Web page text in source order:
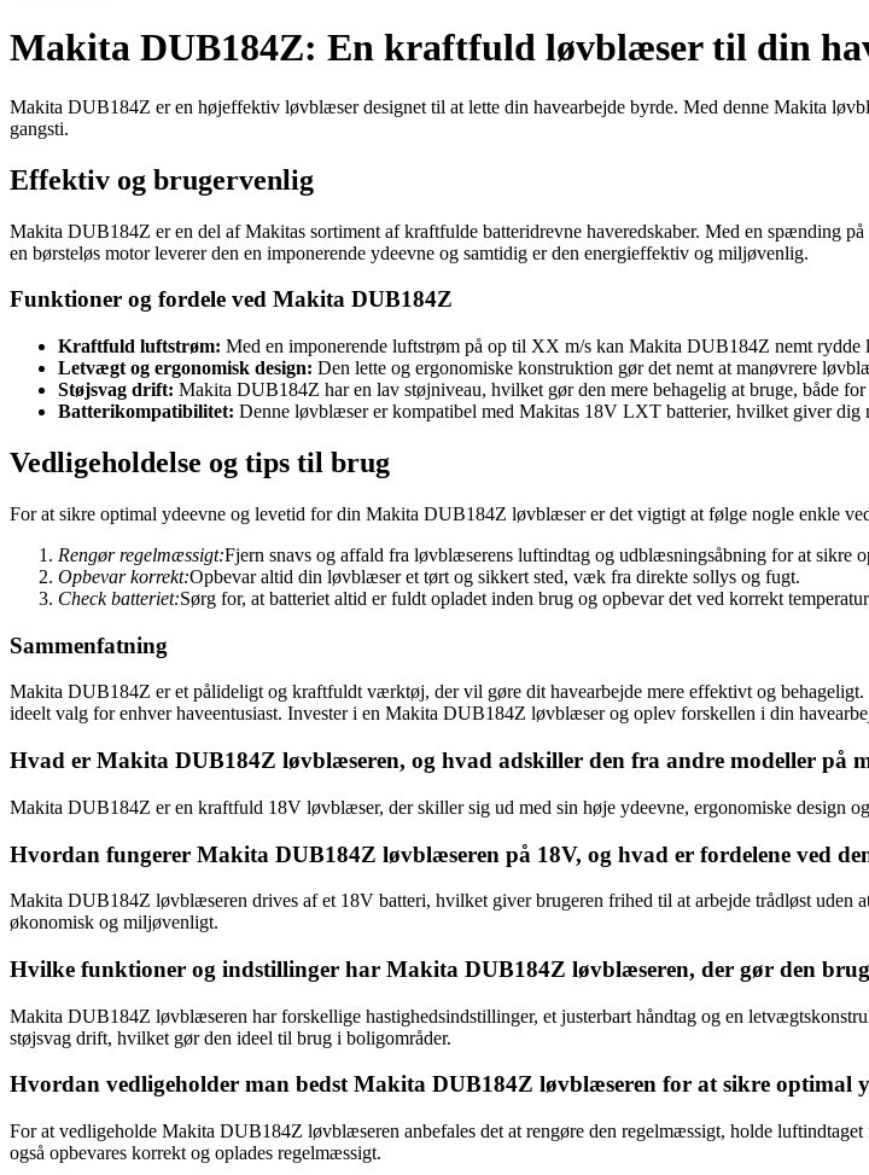
Makita DUB184Z: En kraftfuld løvblæser til din
Makita DUB184Z er en højeffektiv løvblæser designet til at lette din havearbejde byrde. Med denne Makita
gangsti.
Effektiv og brugervenlig
Makita DUB184Z er en del af Makitas sortiment af kraftfulde batteridrevne haveredskaber. Med en spænding
en børsteløs motor leverer den en imponerende ydeevne og samtidig er den energieffektiv og miljøvenlig.
Funktioner og fordele ved Makita DUB184Z
Kraftfuld luftstrøm: Med en imponerende luftstrøm på op til XX m/s kan Makita DUB184Z nemt rydde
Letvægt og ergonomisk design: Den lette og ergonomiske konstruktion gør det nemt at manøvrere
Støjsvag drift: Makita DUB184Z har en lav støjniveau, hvilket gør den mere behagelig at bruge, både for
Batterikompatibilitet: Denne løvblæser er kompatibel med Makitas 18V LXT batterier, hvilket giver
Vedligeholdelse og tips til brug
For at sikre optimal ydeevne og levetid for din Makita DUB184Z løvblæser er det vigtigt at følge nogle enkle
Rengør regelmæssigt:Fjern snavs og affald fra løvblæserens luftindtag og udblæsningsåbning for at sikre
Opbevar korrekt:Opbevar altid din løvblæser et tørt og sikkert sted, væk fra direkte sollys og fugt.
Check batteriet:Sørg for, at batteriet altid er fuldt opladet inden brug og opbevar det ved korrekt
Sammenfatning
Makita DUB184Z er et pålideligt og kraftfuldt værktøj, der vil gøre dit havearbejde mere effektivt og
ideelt valg for enhver haveentusiast. Invester i en Makita DUB184Z løvblæser og oplev forskellen i din
Hvad er Makita DUB184Z løvblæseren, og hvad adskiller den fra andre modeller på
Makita DUB184Z er en kraftfuld 18V løvblæser, der skiller sig ud med sin høje ydeevne, ergonomiske design
Hvordan fungerer Makita DUB184Z løvblæseren på 18V, og hvad er fordelene ved
Makita DUB184Z løvblæseren drives af et 18V batteri, hvilket giver brugeren frihed til at arbejde trådløst uden
økonomisk og miljøvenligt.
Hvilke funktioner og indstillinger har Makita DUB184Z løvblæseren, der gør den
Makita DUB184Z løvblæseren har forskellige hastighedsindstillinger, et justerbart håndtag og en
støjsvag drift, hvilket gør den ideel til brug i boligområder.
Hvordan vedligeholder man bedst Makita DUB184Z løvblæseren for at sikre optimal
For at vedligeholde Makita DUB184Z løvblæseren anbefales det at rengøre den regelmæssigt, holde
også opbevares korrekt og oplades regelmæssigt.